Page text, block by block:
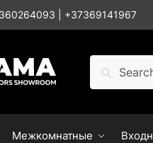
+37369141967
Поиск
Межкомнатные